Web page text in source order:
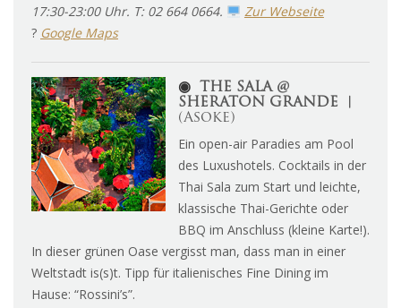
17:30-23:00 Uhr. T: 02 664 0664.
Zur Webseite
? Google Maps
◉
THE SALA @
SHERATON GRANDE ︱
(Asoke)
Ein open-air Paradies am Pool
des Luxushotels. Cocktails in der
Thai Sala zum Start und leichte,
klassische Thai-Gerichte oder
BBQ im Anschluss (kleine Karte!).
In dieser grünen Oase vergisst man, dass man in einer
Weltstadt is(s)t. Tipp für italienisches Fine Dining im
Hause: “Rossini’s”.